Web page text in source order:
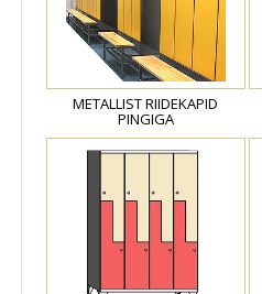
METALLIST RIIDEKAPID
PINGIGA